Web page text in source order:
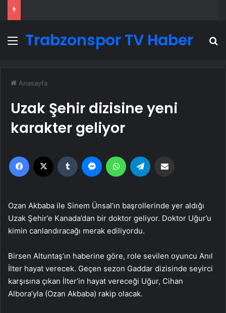
Menü
Trabzonspor TV Haber
Anasayfa
Uzak Şehir dizisine yeni
karakter geliyor
Facebook Tumblr MessengerWhatsApp
Ozan Akbaba ile Sinem Ünsal’ın başrollerinde yer aldığı
Uzak Şehir’e Kanada’dan bir doktor geliyor. Doktor Uğur’u
kimin canlandıracağı merak ediliyordu.
Birsen Altuntaş’ın haberine göre, role sevilen oyuncu Anıl
İlter hayat verecek. Geçen sezon Gaddar dizisinde seyirci
karşısına çıkan İlter’in hayat vereceği Uğur, Cihan
Albora’yla (Ozan Akbaba) rakip olacak.